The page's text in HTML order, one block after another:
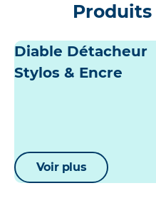
Diable Détacheur
Stylos & Encre
Voir plus